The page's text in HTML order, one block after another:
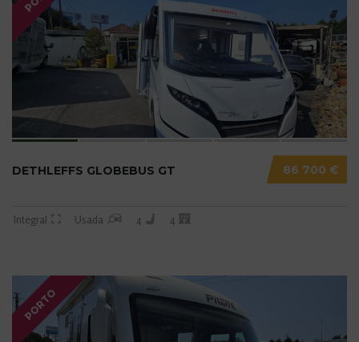
86 700 €
DETHLEFFS GLOBEBUS GT
Integral Usada 4 4
PORTO